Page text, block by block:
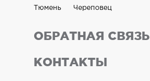
Тюмень Череповец
ОБРАТНАЯ СВЯЗЬ
КОНТАКТЫ